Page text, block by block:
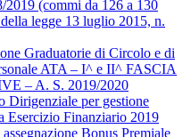
2019 (commi da 126 a 130
legge 13 luglio 2015, n.
Graduatorie di Circolo e di
ATA – I^ e II^ FASCIA
– A. S. 2019/2020
Dirigenziale per gestione
Esercizio Finanziario 2019
Bonus Premiale